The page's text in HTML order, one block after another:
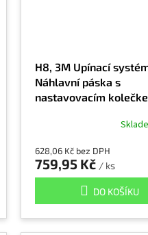
H8, 3M Upínací
Náhlavní páska s
nastavovacím
628,06 Kč bez DPH
759,95 Kč / ks
DO KOŠÍKU